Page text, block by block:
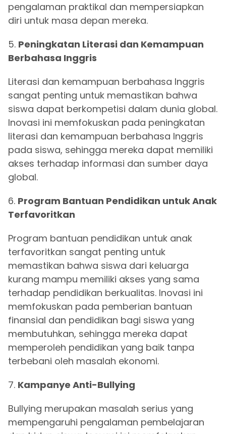
pengalaman praktikal dan mempersiapkan
diri untuk masa depan mereka.
5. Peningkatan Literasi dan Kemampuan
Berbahasa Inggris
Literasi dan kemampuan berbahasa Inggris
sangat penting untuk memastikan bahwa
siswa dapat berkompetisi dalam dunia global.
Inovasi ini memfokuskan pada peningkatan
literasi dan kemampuan berbahasa Inggris
pada siswa, sehingga mereka dapat memiliki
akses terhadap informasi dan sumber daya
global.
6. Program Bantuan Pendidikan untuk Anak
Terfavoritkan
Program bantuan pendidikan untuk anak
terfavoritkan sangat penting untuk
memastikan bahwa siswa dari keluarga
kurang mampu memiliki akses yang sama
terhadap pendidikan berkualitas. Inovasi ini
memfokuskan pada pemberian bantuan
finansial dan pendidikan bagi siswa yang
membutuhkan, sehingga mereka dapat
memperoleh pendidikan yang baik tanpa
terbebani oleh masalah ekonomi.
7. Kampanye Anti-Bullying
Bullying merupakan masalah serius yang
mempengaruhi pengalaman pembelajaran